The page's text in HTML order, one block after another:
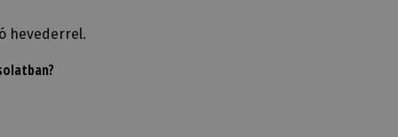
hevederrel.